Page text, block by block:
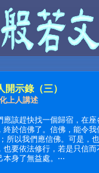
開示錄（三）
上人講述
應該趕快找一個歸宿，在座
終於信佛了。信佛，能令我
所以我們應信佛。可是，
也要依法修行，若是只信而
身了無益處。‧‧‧